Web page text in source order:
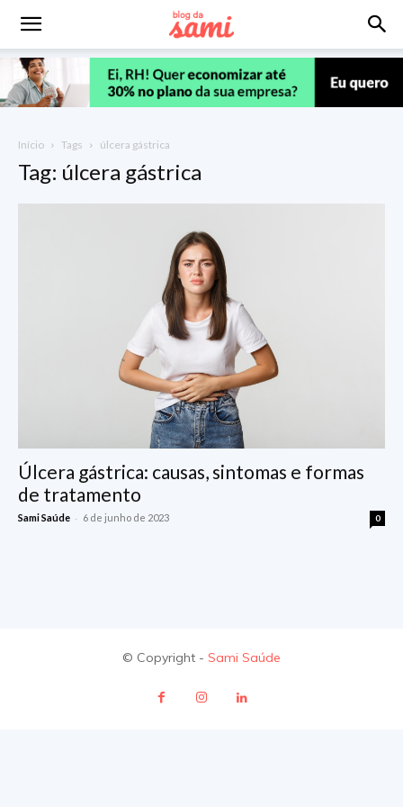
Início Tags úlcera gástrica
Tag: úlcera gástrica
Úlcera gástrica: causas, sintomas e formas
de tratamento
Sami Saúde - 6 de junho de 2023 0
© Copyright - Sami Saúde